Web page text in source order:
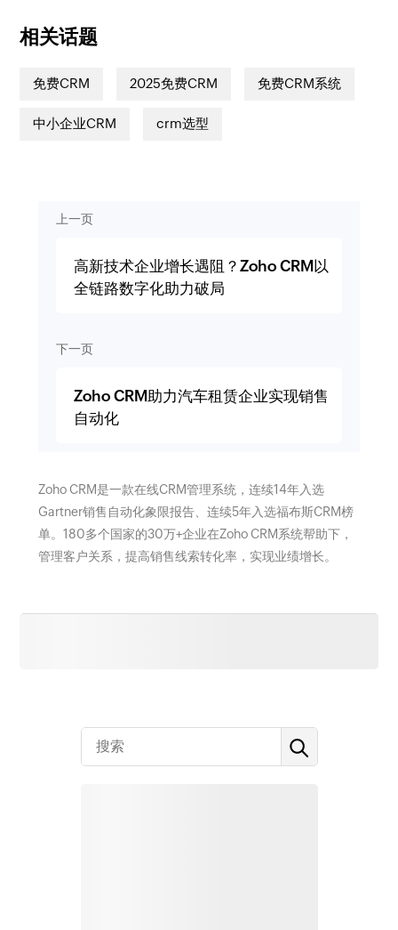
相关话题
免费CRM 2025免费CRM 免费CRM系统
中小企业CRM crm选型
上一页
高新技术企业增长遇阻？Zoho CRM以
全链路数字化助力破局
下一页
Zoho CRM助力汽车租赁企业实现销售
自动化
Zoho CRM是一款在线CRM管理系统，连续14年入选
Gartner销售自动化象限报告、连续5年入选福布斯CRM榜
单。180多个国家的30万+企业在Zoho CRM系统帮助下，
管理客户关系，提高销售线索转化率，实现业绩增长。